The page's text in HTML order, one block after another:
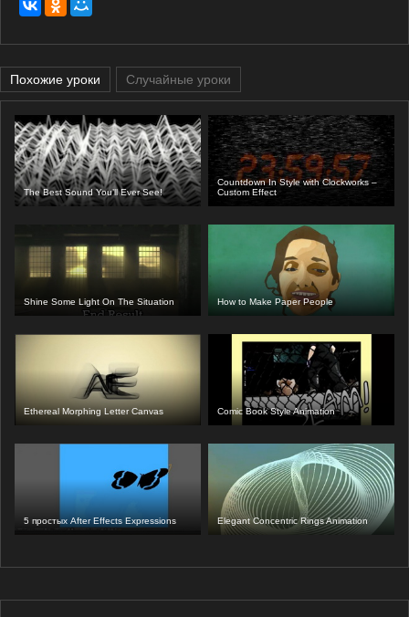
Похожие уроки Случайные уроки
The Best Sound You’ll Ever See!
Countdown In Style with Clockworks –
Custom Effect
Shine Some Light On The Situation How to Make Paper People
Ethereal Morphing Letter Canvas Comic Book Style Animation
5 простых After Effects Expressions Elegant Concentric Rings Animation